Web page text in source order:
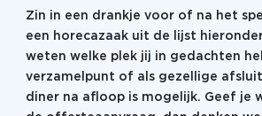
Zin in een drankje voor of na het
een horecazaak uit de lijst
weten welke plek jij in gedachten
verzamelpunt of als gezellige
diner na afloop is mogelijk. Geef je